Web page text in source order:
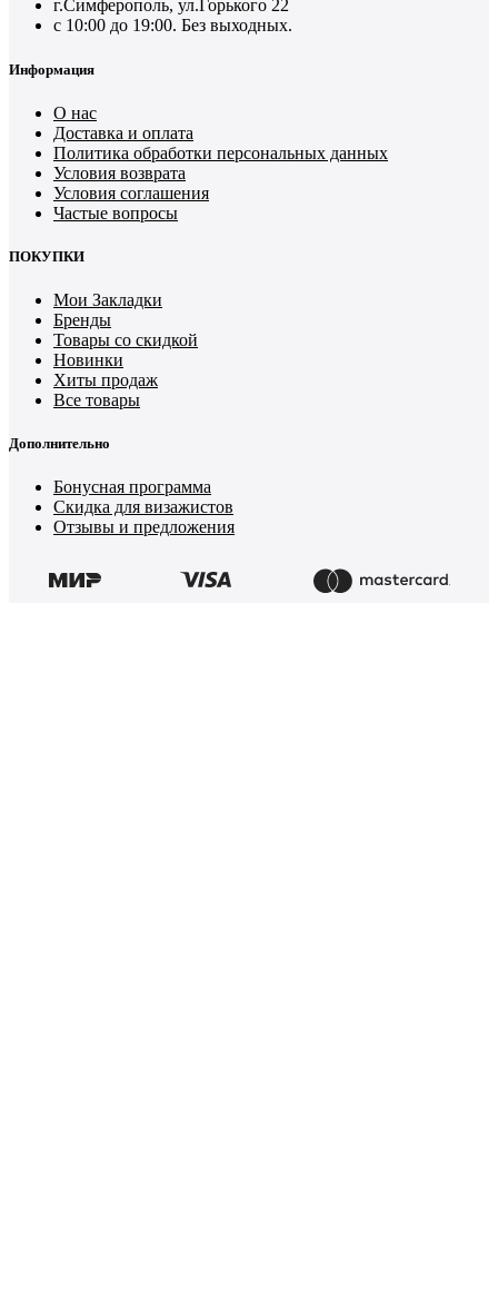
г.Симферополь, ул.Горького 22
с 10:00 до 19:00. Без выходных.
Информация
О нас
Доставка и оплата
Политика обработки персональных данных
Условия возврата
Условия соглашения
Частые вопросы
ПОКУПКИ
Мои Закладки
Бренды
Товары со скидкой
Новинки
Хиты продаж
Все товары
Дополнительно
Бонусная программа
Скидка для визажистов
Отзывы и предложения